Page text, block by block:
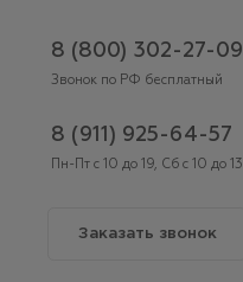
8 (800) 302-27-09
Звонок по РФ бесплатный
8 (911) 925-64-57
Пн-Пт с 10 до 19, Сб с 10 до 13
Заказать звонок